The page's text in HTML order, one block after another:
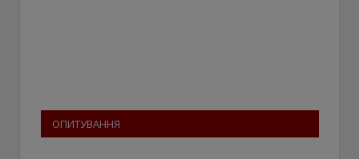
ОПИТУВАННЯ